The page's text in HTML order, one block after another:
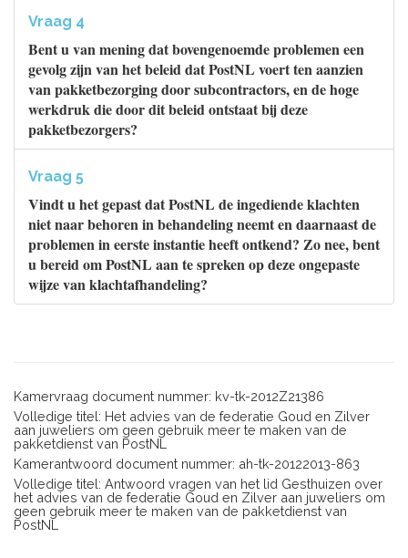
Vraag 4
Bent u van mening dat bovengenoemde problemen een
gevolg zijn van het beleid dat PostNL voert ten aanzien
van pakketbezorging door subcontractors, en de hoge
werkdruk die door dit beleid ontstaat bij deze
pakketbezorgers?
Vraag 5
Vindt u het gepast dat PostNL de ingediende klachten
niet naar behoren in behandeling neemt en daarnaast de
problemen in eerste instantie heeft ontkend? Zo nee, bent
u bereid om PostNL aan te spreken op deze ongepaste
wijze van klachtafhandeling?
Kamervraag document nummer: kv-tk-2012Z21386
Volledige titel: Het advies van de federatie Goud en Zilver
aan juweliers om geen gebruik meer te maken van de
pakketdienst van PostNL
Kamerantwoord document nummer: ah-tk-20122013-863
Volledige titel: Antwoord vragen van het lid Gesthuizen over
het advies van de federatie Goud en Zilver aan juweliers om
geen gebruik meer te maken van de pakketdienst van
PostNL